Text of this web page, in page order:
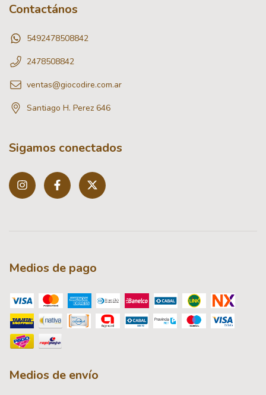
Contactános
5492478508842
2478508842
ventas@giocodire.com.ar
Santiago H. Perez 646
Sigamos conectados
Medios de pago
Medios de envío